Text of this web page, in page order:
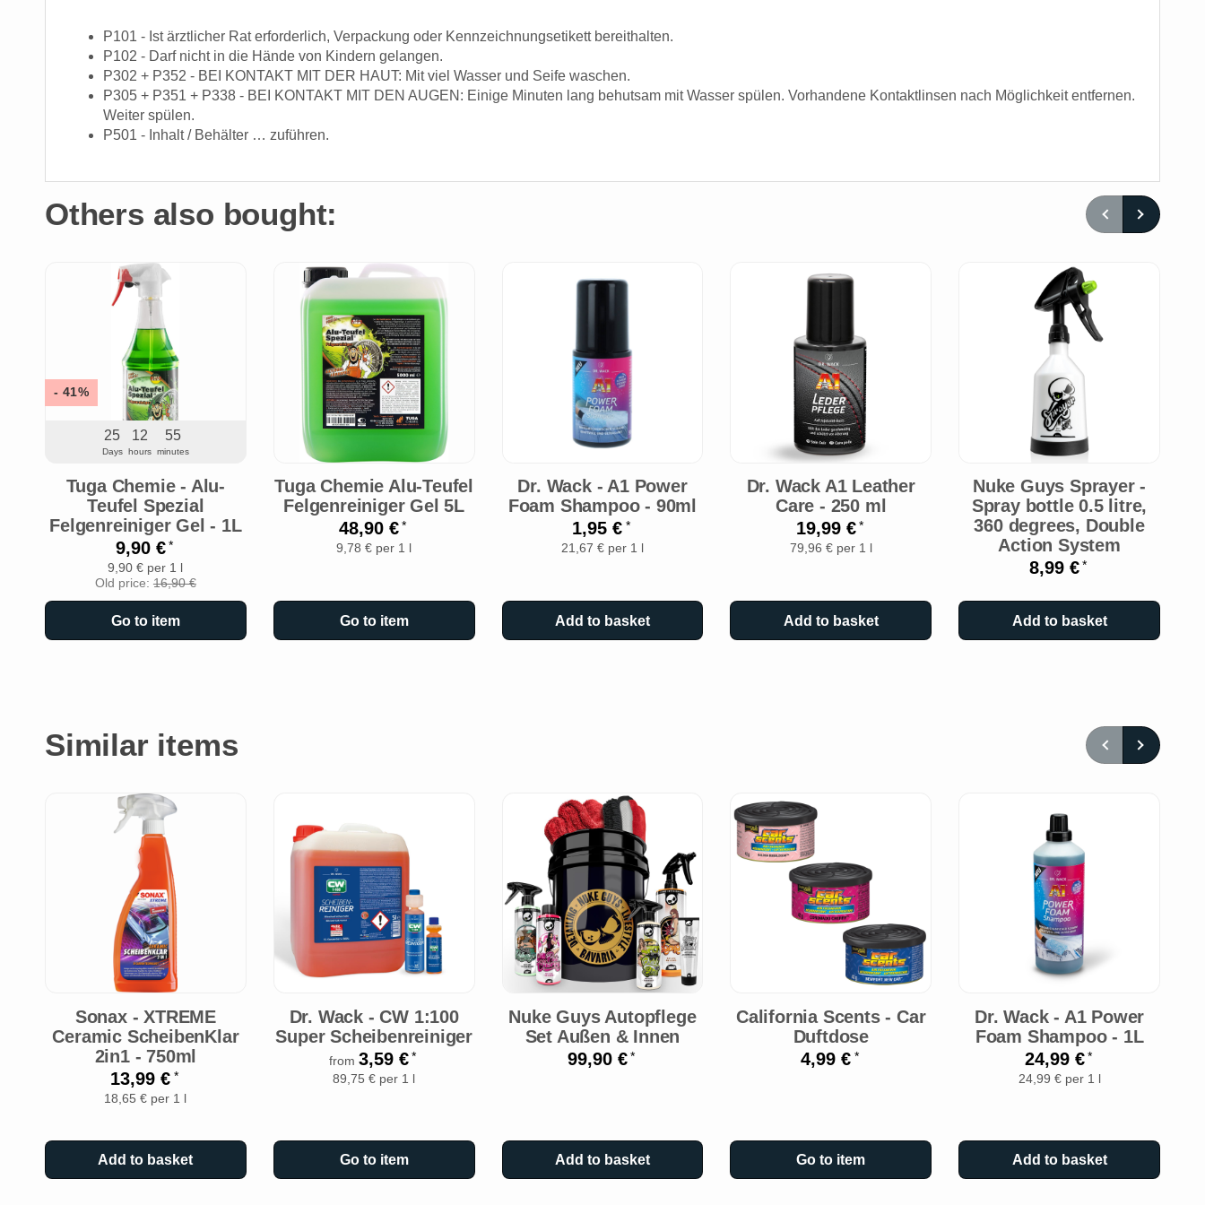
P101 - Ist ärztlicher Rat erforderlich, Verpackung oder Kennzeichnungsetikett bereithalten.
P102 - Darf nicht in die Hände von Kindern gelangen.
P302 + P352 - BEI KONTAKT MIT DER HAUT: Mit viel Wasser und Seife waschen.
P305 + P351 + P338 - BEI KONTAKT MIT DEN AUGEN: Einige Minuten lang behutsam mit Wasser spülen. Vorhandene Kontaktlinsen nach Möglichkeit entfernen.
Weiter spülen.
P501 - Inhalt / Behälter … zuführen.
Others also bought:
25
Days
12
hours
55
minutes
- 41%
Tuga Chemie - Alu-
Teufel Spezial
Felgenreiniger Gel - 1L
9,90 €*
9,90 € per 1 l
Old price: 16,90 €
Go to item
Tuga Chemie Alu-Teufel
Felgenreiniger Gel 5L
48,90 €*
9,78 € per 1 l
Go to item
Dr. Wack - A1 Power
Foam Shampoo - 90ml
1,95 €*
21,67 € per 1 l
Add to basket
Dr. Wack A1 Leather
Care - 250 ml
19,99 €*
79,96 € per 1 l
Add to basket
Nuke Guys Sprayer -
Spray bottle 0.5 litre,
360 degrees, Double
Action System
8,99 €*
Add to basket
Similar items
Sonax - XTREME
Ceramic ScheibenKlar
2in1 - 750ml
13,99 €*
18,65 € per 1 l
Add to basket
Dr. Wack - CW 1:100
Super Scheibenreiniger
from 3,59 €*
89,75 € per 1 l
Go to item
Nuke Guys Autopflege
Set Außen & Innen
99,90 €*
Add to basket
California Scents - Car
Duftdose
4,99 €*
Go to item
Dr. Wack - A1 Power
Foam Shampoo - 1L
24,99 €*
24,99 € per 1 l
Add to basket